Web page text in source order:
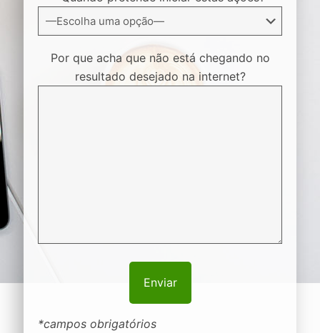
Por que acha que não está chegando no
resultado desejado na internet?
*campos obrigatórios